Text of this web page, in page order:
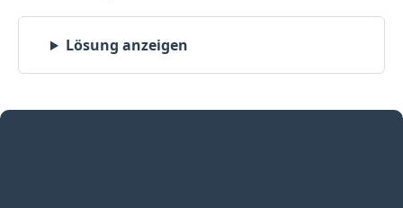
+
Lösung anzeigen